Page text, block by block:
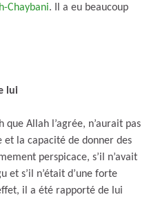
Chaybani. Il a eu beaucoup
lui
que Allah l’agrée, n’aurait pas
et la capacité de donner des
perspicace, s’il n’avait
et s’il n’était d’une forte
il a été rapporté de lui